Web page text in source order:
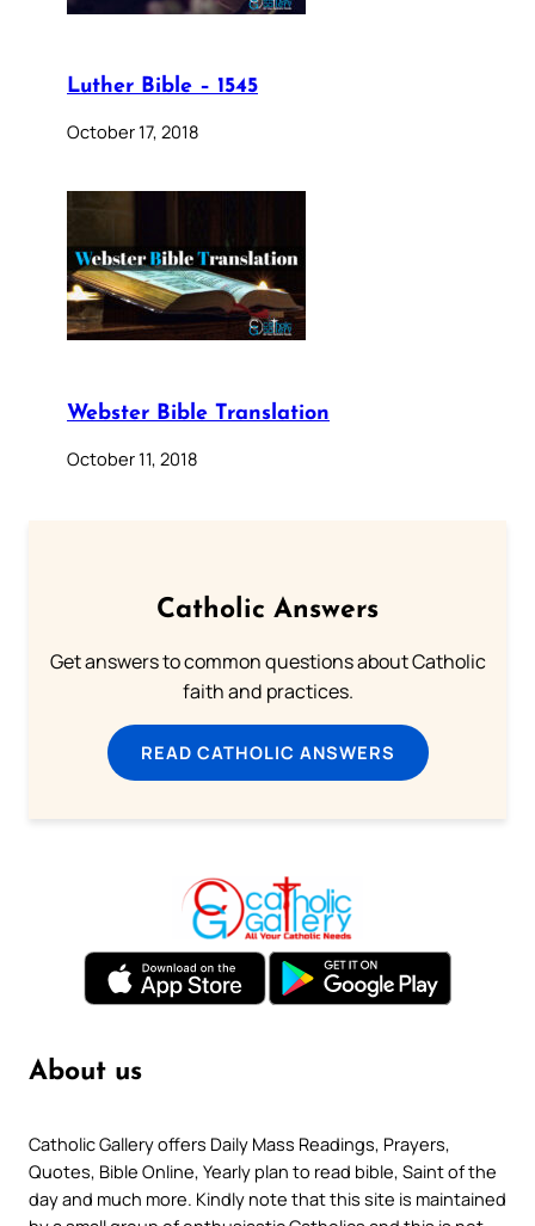
Luther Bible – 1545
October 17, 2018
Webster Bible Translation
October 11, 2018
Catholic Answers
Get answers to common questions about Catholic
faith and practices.
READ CATHOLIC ANSWERS
About us
Catholic Gallery offers Daily Mass Readings, Prayers,
Quotes, Bible Online, Yearly plan to read bible, Saint of the
day and much more. Kindly note that this site is maintained